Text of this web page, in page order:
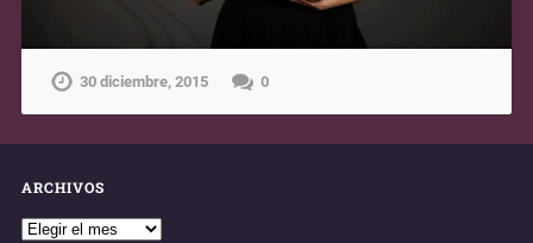
30 diciembre, 2015 0
ARCHIVOS